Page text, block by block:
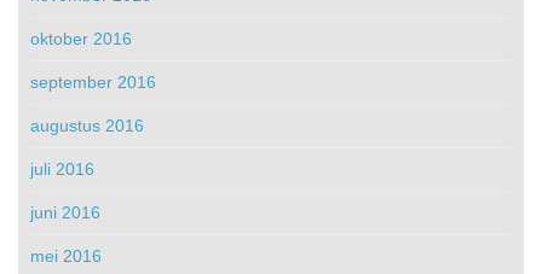
oktober 2016
september 2016
augustus 2016
juli 2016
juni 2016
mei 2016